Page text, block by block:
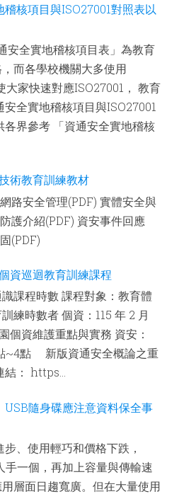
稽核項目與ISO27001對照表以
安全實地稽核項目表」為教育
而各學校機關大多使用
大家快速對應ISO27001， 教育
全實地稽核項目與ISO27001
界參考 「資通安全實地稽核
術教育訓練教材
路安全管理(PDF) 實體安全與
護介紹(PDF) 資安事件回應
(PDF)
資巡迴教育訓練課程
課程時數 課程對象：教育體
練時數者 個資：115 年 2 月
資維護重點與實務 資安：
~4點 新版資通安全概論之重
： https...
USB隨身碟應注意資料保全事
、使用輕巧和價格下跌，
手一個，再加上容量與傳輸速
層面日趨寬廣。但在大量使用